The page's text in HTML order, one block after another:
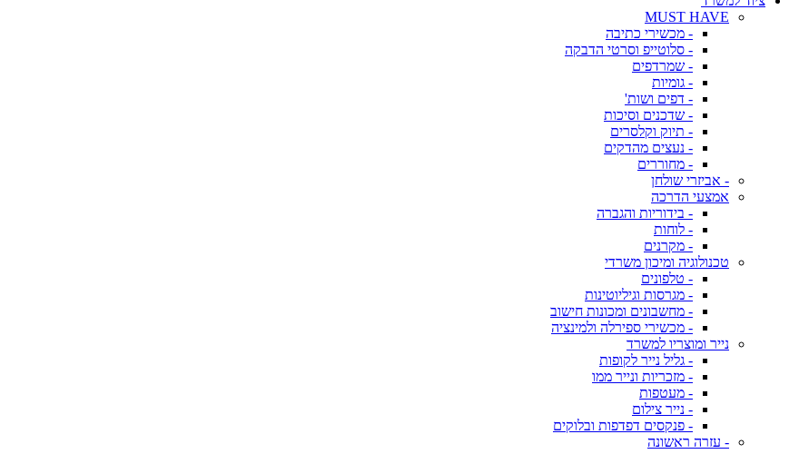
MUST HAVE
- מכשירי כתיבה
- סלוטייפ וסרטי הדבקה
- שמרדפים
- גומיות
- דפים ושות'
- שדכנים וסיכות
- תיוק וקלסרים
- נעצים מהדקים
- מחוררים
- אביזרי שולחן
אמצעי הדרכה
- בידוריות והגברה
- לוחות
- מקרנים
טכנולוגיה ומיכון משרדי
- טלפונים
- מגרסות וגיליוטינות
- מחשבונים ומכונות חישוב
- מכשירי ספירלה ולמינציה
נייר ומוצריו למשרד
- גליל נייר לקופות
- מזכריות ונייר ממו
- מעטפות
- נייר צילום
- פנקסים דפדפות ובלוקים
- עזרה ראשונה